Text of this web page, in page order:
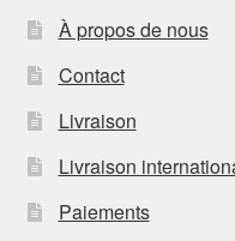
À propos de nous
Contact
Livraison
Livraison
Paiements